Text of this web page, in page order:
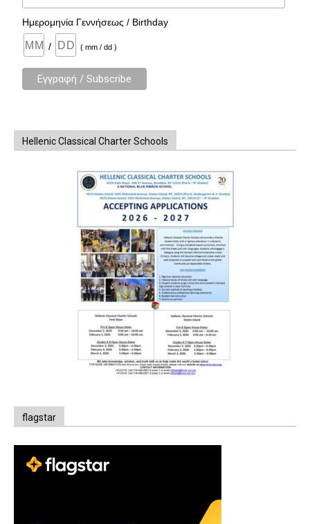
Ημερομηνία Γεννήσεως / Birthday
/ ( mm / dd )
Hellenic Classical Charter Schools
flagstar